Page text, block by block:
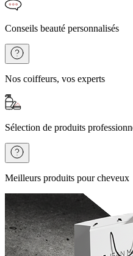
Conseils beauté personnalisés
Nos coiffeurs, vos experts
Sélection de produits
Meilleurs produits pour cheveux